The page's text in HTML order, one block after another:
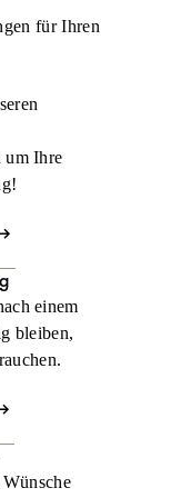
bestens
für Ihren
um Ihre
einem
bleiben,